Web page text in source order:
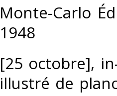
‎Monte-Carlo
1948 ‎
‎[25 octobre],
illustré de